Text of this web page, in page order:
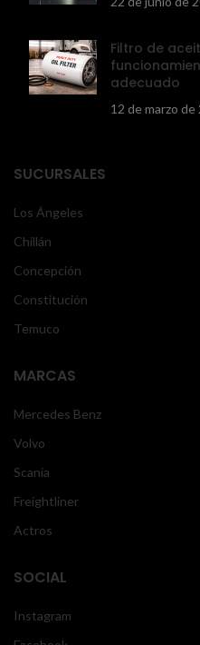
Filtro de
adecuado
12 de marzo de
SUCURSALES
Los Ángeles
Chillán
Concepción
Constitución
Temuco
MARCAS
Mercedes Benz
Volvo
Scania
Freightliner
Actros
SOCIAL
Instagram